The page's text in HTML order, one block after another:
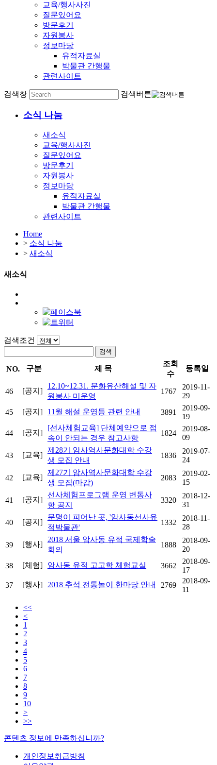
교육/행사사진
질문있어요
방문후기
자원봉사
정보마당
유적자료실
박물관 간행물
관련사이트
검색창 검색버튼
소식 나눔
새소식
교육/행사사진
질문있어요
방문후기
자원봉사
정보마당
유적자료실
박물관 간행물
관련사이트
Home
> 소식 나눔
> 새소식
새소식
검색조건
검색
NO. 구분 제 목
조회
수
등록일
46 [공지]
12.10~12.31. 문화유산해설 및 자
원봉사 미운영
1767
2019-11-
29
45
[공지] 11월 해설 운영등 관련 안내 3891
2019-09-
19
44
[공지]
[선사체험교육] 단체예약으로 접
속이 안되는 경우 참고사항
1824
2019-08-
09
43 [교육]
제28기 암사역사문화대학 수강
생 모집 안내
1836
2019-07-
24
42 [교육]
제27기 암사역사문화대학 수강
생 모집(마감)
2083
2019-02-
15
41 [공지]
선사체험프로그램 운영 변동사
항 공지
3320
2018-12-
31
40 [공지]
문명이 피어난 곳, '암사동선사유
적박물관'
1332
2018-11-
28
39 [행사]
2018 서울 암사동 유적 국제학술
회의
1888
2018-09-
20
38
[체험] 암사동 유적 고고학 체험교실 3662
2018-09-
17
37
[행사] 2018 추석 전통놀이 한마당 안내 2769
2018-09-
11
<<
<
1
2
3
4
5
6
7
8
9
10
>
>>
콘텐츠 정보에 만족하십니까?
개인정보취급방침